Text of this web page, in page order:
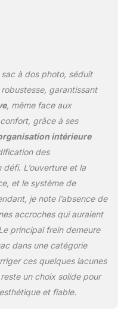
sac à dos photo, séduit
garantissant
, même face aux
grâce à ses
intérieure
des
L’ouverture et la
et le système de
je note l’absence de
accroches qui auraient
principal frein demeure
dans une catégorie
ces quelques lacunes
un choix solide pour
et fiable.